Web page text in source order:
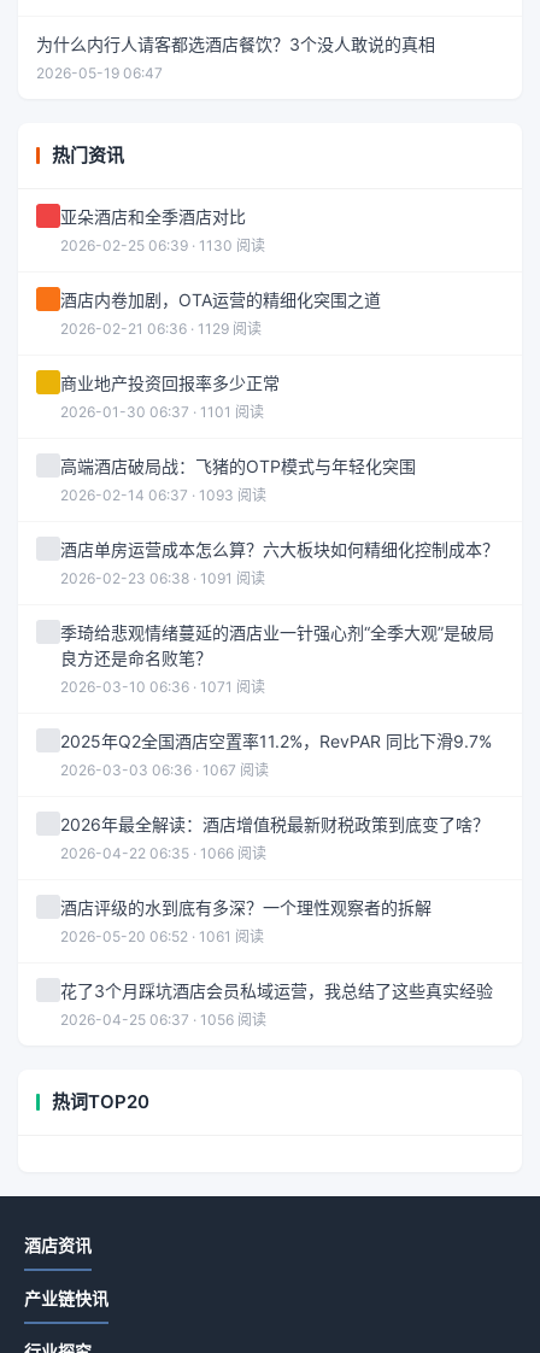
为什么内行人请客都选酒店餐饮？3个没人敢说的真相
2026-05-19 06:47
热门资讯
亚朵酒店和全季酒店对比
2026-02-25 06:39 · 1130 阅读
酒店内卷加剧，OTA运营的精细化突围之道
2026-02-21 06:36 · 1129 阅读
商业地产投资回报率多少正常
2026-01-30 06:37 · 1101 阅读
高端酒店破局战：飞猪的OTP模式与年轻化突围
2026-02-14 06:37 · 1093 阅读
酒店单房运营成本怎么算？六大板块如何精细化控制成本？
2026-02-23 06:38 · 1091 阅读
季琦给悲观情绪蔓延的酒店业一针强心剂“全季大观”是破局
良方还是命名败笔？
2026-03-10 06:36 · 1071 阅读
2025年Q2全国酒店空置率11.2%，RevPAR 同比下滑9.7%
2026-03-03 06:36 · 1067 阅读
2026年最全解读：酒店增值税最新财税政策到底变了啥？
2026-04-22 06:35 · 1066 阅读
酒店评级的水到底有多深？一个理性观察者的拆解
2026-05-20 06:52 · 1061 阅读
花了3个月踩坑酒店会员私域运营，我总结了这些真实经验
2026-04-25 06:37 · 1056 阅读
热词TOP20
酒店资讯
产业链快讯